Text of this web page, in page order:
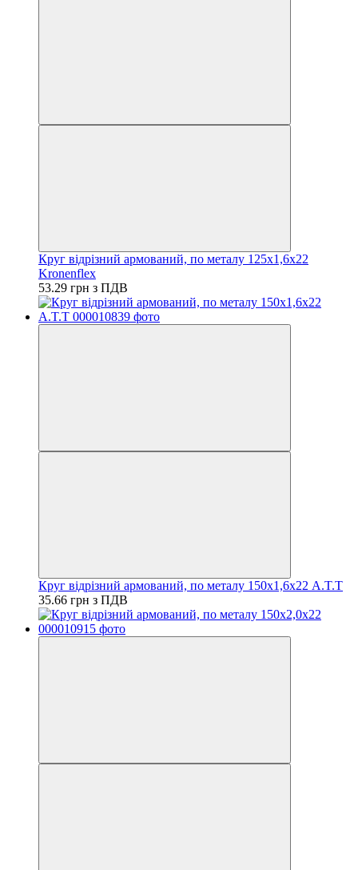
Круг відрізний армований, по металу 125х1,6х22
Kronenflex
53.29 грн з ПДВ
Круг відрізний армований, по металу 150х1,6х22 A.T.T
35.66 грн з ПДВ